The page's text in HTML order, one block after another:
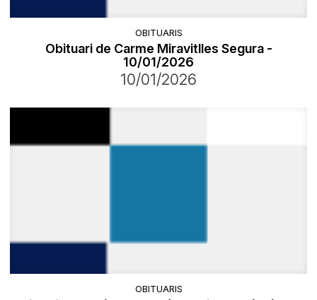
OBITUARIS
Obituari de Carme Miravitlles Segura -
10/01/2026
10/01/2026
OBITUARIS